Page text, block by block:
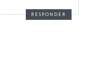
RESPONDER